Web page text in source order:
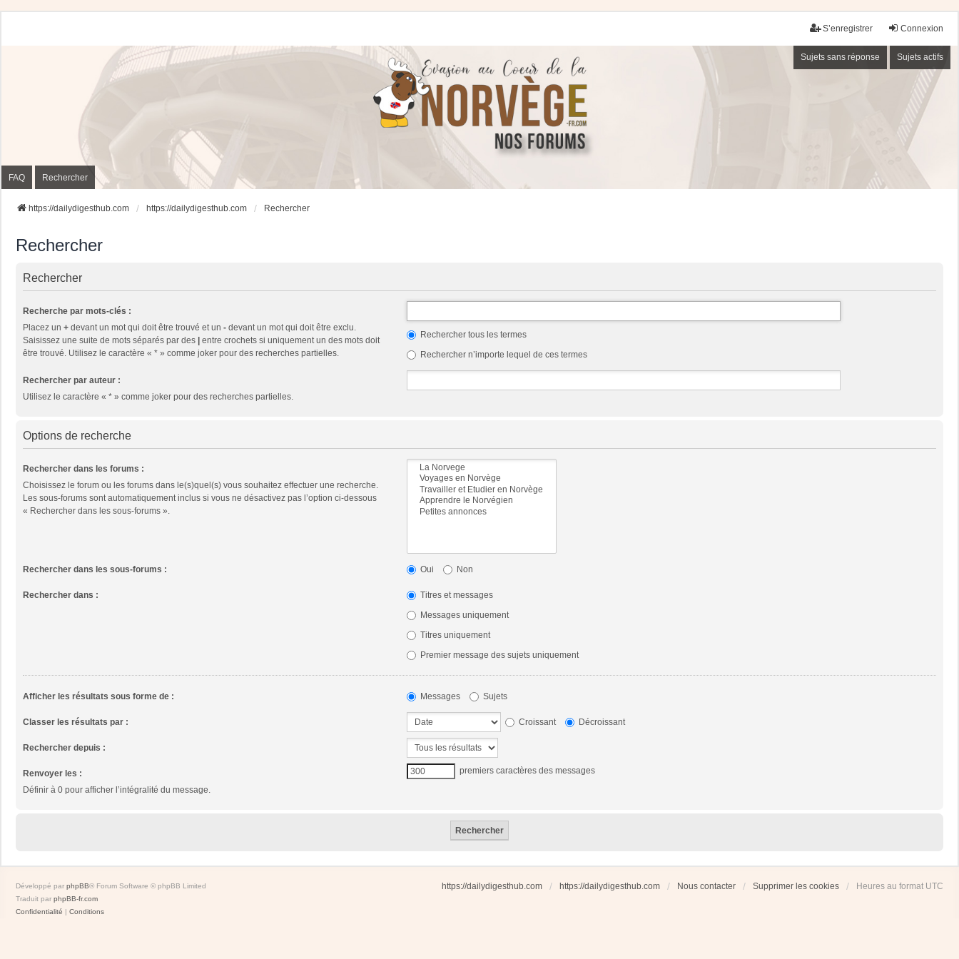
Connexion
S’enregistrer
Sujets sans réponse Sujets actifs
FAQ Rechercher
https://dailydigesthub.com https://dailydigesthub.com Rechercher
Rechercher
Rechercher
Recherche par mots-clés :
Placez un + devant un mot qui doit être trouvé et un - devant un mot qui doit être exclu.
Saisissez une suite de mots séparés par des
entre crochets si uniquement un des mots doit
être trouvé. Utilisez le caractère « * » comme joker pour des recherches partielles.
Rechercher tous les termes
Rechercher n’importe lequel de ces termes
Rechercher par auteur :
Utilisez le caractère « * » comme joker pour des recherches partielles.
Options de recherche
Rechercher dans les forums :
Choisissez le forum ou les forums dans le(s)quel(s) vous souhaitez effectuer une recherche.
Les sous-forums sont automatiquement inclus si vous ne désactivez pas l’option ci-dessous
« Rechercher dans les sous-forums ».
Rechercher dans les sous-forums : Oui Non
Rechercher dans :
Titres et messages
Messages uniquement
Titres uniquement
Premier message des sujets uniquement
Afficher les résultats sous forme de : Messages Sujets
Classer les résultats par : Croissant Décroissant
Rechercher depuis :
Renvoyer les :
Définir à 0 pour afficher l’intégralité du message.
premiers caractères des messages
https://dailydigesthub.com https://dailydigesthub.com Nous contacter Supprimer les cookies Heures au format UTC
Développé par phpBB® Forum Software © phpBB Limited
Traduit par phpBB-fr.com
Confidentialité | Conditions